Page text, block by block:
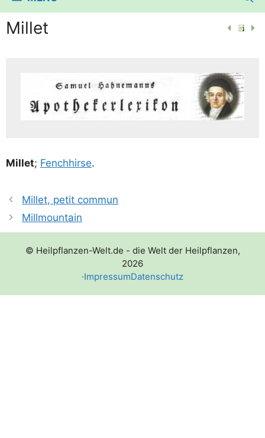
Millet
Mil­let; Fench­hir­se.
Millet, petit commun
Millmountain
© Heilpflanzen-Welt.de - die Welt der Heilpflanzen,
2026
·ImpressumDatenschutz